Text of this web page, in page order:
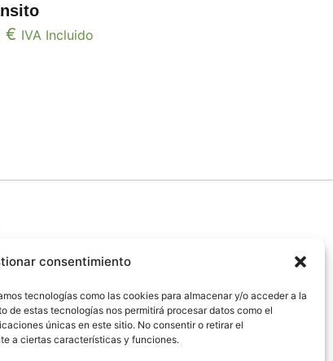
consentimiento
tecnologías como las cookies para almacenar y/o acceder a la
de estas tecnologías nos permitirá procesar datos como el
únicas en este sitio. No consentir o retirar el
a ciertas características y funciones.
€ IVA Incluido